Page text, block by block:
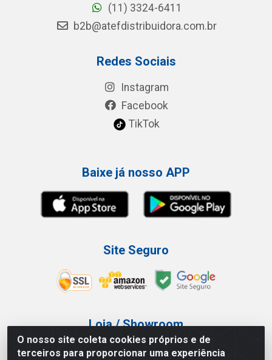
O nosso site coleta cookies próprios e de
terceiros para proporcionar uma experiência
(11) 3324-6411
b2b@atefdistribuidora.com.br
Redes Sociais
Instagram
Facebook
TikTok
Baixe já nosso APP
Site Seguro
Loja / Showroom
Tel.: (11) 3227-0546